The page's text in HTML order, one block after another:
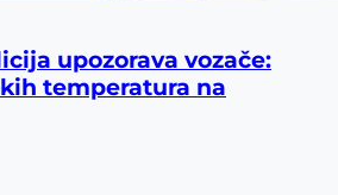
upozorava vozače:
temperatura na